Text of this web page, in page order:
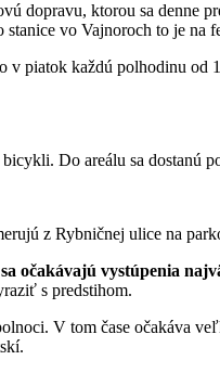
dopravu, ktorou sa denne
vo Vajnoroch to je na
v piatok každú polhodinu
Do areálu sa dostanú
z Rybničnej ulice na
očakávajú vystúpenia
s predstihom.
V tom čase očakáva